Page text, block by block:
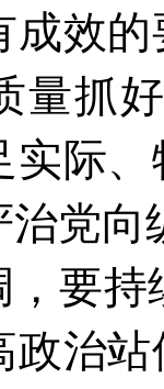
成效
量抓
实际
党向
持续
政治